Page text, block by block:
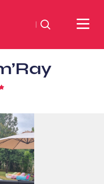
Suchen
3